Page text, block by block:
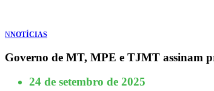
NNOTÍCIAS
Governo de MT, MPE e TJMT assinam
24 de setembro de 2025